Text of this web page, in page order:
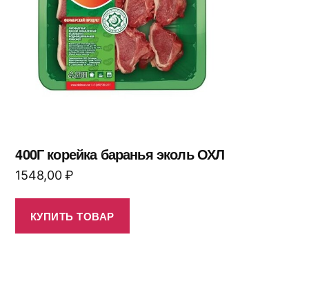
400Г корейка баранья эколь ОХЛ
1548,00₽
КУПИТЬ ТОВАР